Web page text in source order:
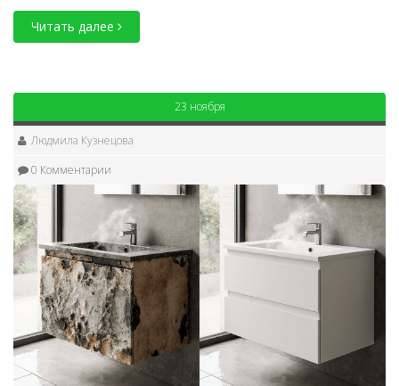
Читать далее
23 ноября
Людмила Кузнецова
0 Комментарии